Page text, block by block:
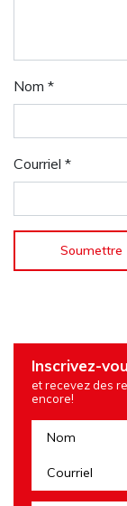
Nom *
Courriel *
Inscrivez-
et recevez des
encore!